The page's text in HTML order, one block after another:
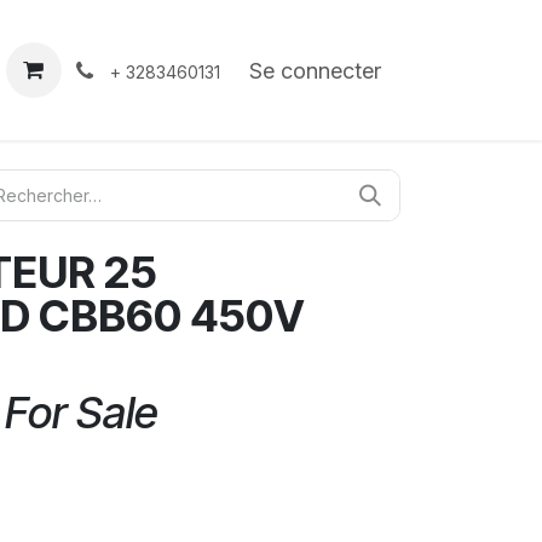
À propos Contact
+ 3283460131 Se connecter
25
CBB60 450V
Sale